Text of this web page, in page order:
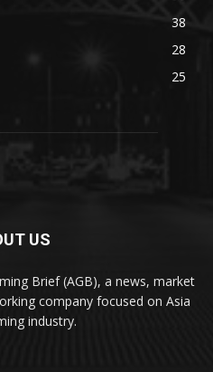
38
28
25
US
Brief (AGB), a news, market
company focused on Asia
industry.